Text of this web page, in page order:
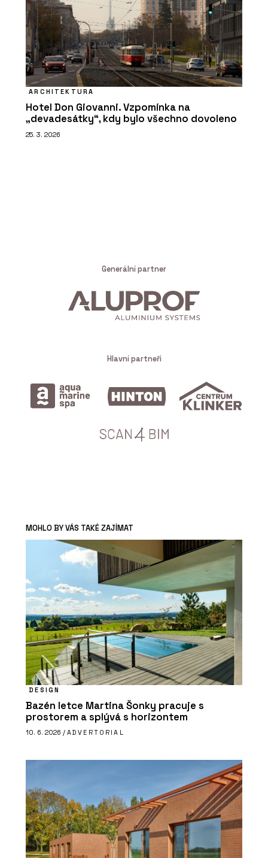
ARCHITEKTURA
Hotel Don Giovanni. Vzpomínka na
„devadesátky“, kdy bylo všechno dovoleno
25. 3. 2026
Generální partner
Hlavní partneři
MOHLO BY VÁS TAKÉ ZAJÍMAT
DESIGN
Bazén letce Martina Šonky pracuje s
prostorem a splývá s horizontem
10. 6. 2026 / ADVERTORIAL